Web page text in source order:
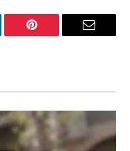
Pinterest Email